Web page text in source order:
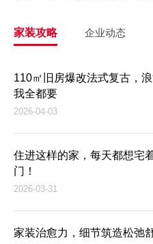
家装攻略 企业动态
110㎡旧房爆改法式复古，
我全都要
2026-04-03
住进这样的家，每天都想宅
门！
2026-03-31
家装治愈力，细节筑造松弛